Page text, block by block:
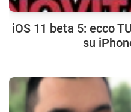
iOS 11 beta 5: ecco
su